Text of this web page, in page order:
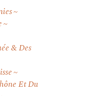
& Des
Et Du